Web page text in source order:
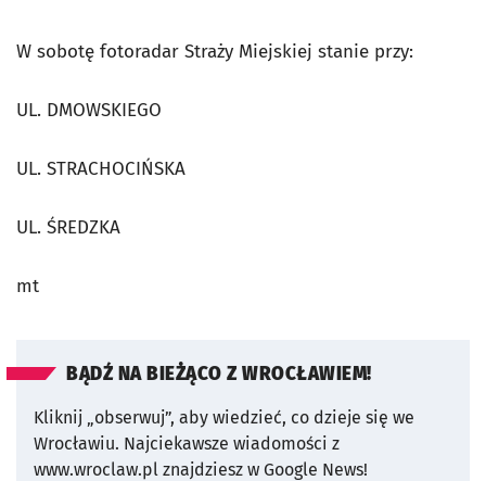
W sobotę fotoradar Straży Miejskiej stanie przy:
UL. DMOWSKIEGO
UL. STRACHOCIŃSKA
UL. ŚREDZKA
mt
BĄDŹ NA BIEŻĄCO Z WROCŁAWIEM!
Kliknij „obserwuj”, aby wiedzieć, co dzieje się we
Wrocławiu. Najciekawsze wiadomości z
www.wroclaw.pl znajdziesz w Google News!